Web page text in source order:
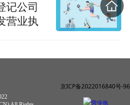
记公司
营业执
京ICP备2022016840号-96
营业执